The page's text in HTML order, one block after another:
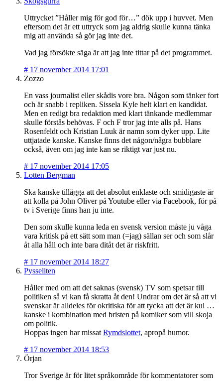
Uttrycket ”Håller mig för god för…” dök upp i huvvet. Men
eftersom det är ett uttryck som jag aldrig skulle kunna tänka
mig att använda så gör jag inte det.
Vad jag försökte säga är att jag inte tittar på det programmet.
# 17 november 2014 17:01
Zozzo
En vass journalist eller skådis vore bra. Någon som tänker fort
och är snabb i repliken. Sissela Kyle helt klart en kandidat.
Men en redigt bra redaktion med klart tänkande medlemmar
skulle förstås behövas. F och F tror jag inte alls på. Hans
Rosenfeldt och Kristian Luuk är namn som dyker upp. Lite
uttjatade kanske. Kanske finns det någon/några bubblare
också, även om jag inte kan se riktigt var just nu.
# 17 november 2014 17:05
Lotten Bergman
Ska kanske tillägga att det absolut enklaste och smidigaste är
att kolla på John Oliver på Youtube eller via Facebook, för på
tv i Sverige finns han ju inte.
Den som skulle kunna leda en svensk version måste ju våga
vara kritisk på ett sätt som man (=jag) sällan ser och som slår
åt alla håll och inte bara ditåt det är riskfritt.
# 17 november 2014 18:27
Pysseliten
Håller med om att det saknas (svensk) TV som spetsar till
politiken så vi kan få skratta åt den! Undrar om det är så att vi
svenskar är alldeles för okritiska för att tycka att det är kul …
kanske i kombination med bristen på komiker som vill skoja
om politik.
Hoppas ingen har missat Rymdslottet, apropå humor.
# 17 november 2014 18:53
Örjan
Tror Sverige är för litet språkområde för kommentatorer som